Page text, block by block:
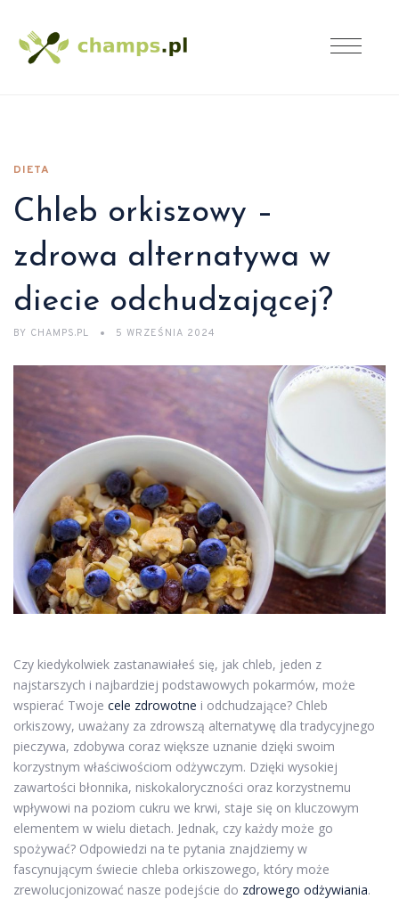
DIETA
Chleb orkiszowy –
zdrowa alternatywa w
diecie odchudzającej?
BY CHAMPS.PL 5 WRZEŚNIA 2024
Czy kiedykolwiek zastanawiałeś się, jak chleb, jeden z
najstarszych i najbardziej podstawowych pokarmów, może
wspierać Twoje cele zdrowotne i odchudzające? Chleb
orkiszowy, uważany za zdrowszą alternatywę dla tradycyjnego
pieczywa, zdobywa coraz większe uznanie dzięki swoim
korzystnym właściwościom odżywczym. Dzięki wysokiej
zawartości błonnika, niskokaloryczności oraz korzystnemu
wpływowi na poziom cukru we krwi, staje się on kluczowym
elementem w wielu dietach. Jednak, czy każdy może go
spożywać? Odpowiedzi na te pytania znajdziemy w
fascynującym świecie chleba orkiszowego, który może
zrewolucjonizować nasze podejście do zdrowego odżywiania.